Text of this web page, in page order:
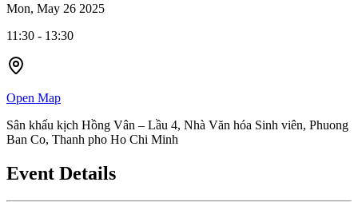
Mon, May 26 2025
11:30 - 13:30
Open Map
Sân khấu kịch Hồng Vân – Lầu 4, Nhà Văn hóa Sinh viên, Phuong
Ban Co, Thanh pho Ho Chi Minh
Event Details